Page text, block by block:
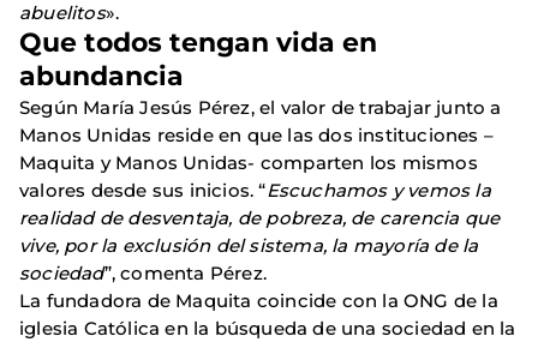
abuelitos».
Que todos tengan vida en
abundancia
Según María Jesús Pérez, el valor de trabajar junto a
Manos Unidas reside en que las dos instituciones –
Maquita y Manos Unidas- comparten los mismos
valores desde sus inicios. “Escuchamos y vemos la
realidad de desventaja, de pobreza, de carencia que
vive, por la exclusión del sistema, la mayoría de la
sociedad”, comenta Pérez.
La fundadora de Maquita coincide con la ONG de la
iglesia Católica en la búsqueda de una sociedad en la